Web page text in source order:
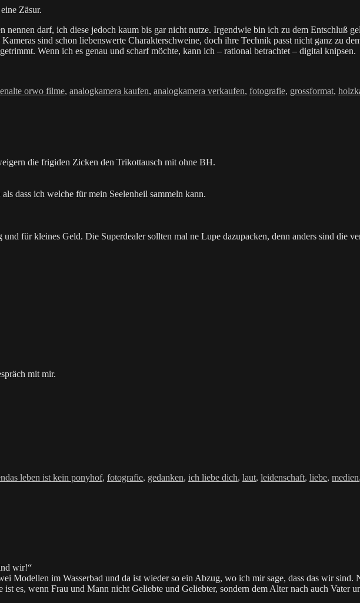
Zäsur.
nennen darf, ich diese jedoch kaum bis gar nicht nutze. Irgendwie bin ich zu dem Entschluß
sind schon liebenswerte Charakterschweine, doch ihre Technik passt nicht ganz zu
Wenn ich es genau und scharf möchte, kann ich – rational betrachtet – digital knipsen.
Schlagwörter
alte orwo filme, analogkamera kaufen, analogkamera verkaufen, fotografie, grossformat,
die frigiden Zicken den Trikottausch mit ohne BH.
dass ich welche für mein Seelenheil sammeln kann.
für kleines Geld. Die Superdealer sollten mal ne Lupe dazupacken, denn anders sind die
mit mir.
Schlagwörter
das leben ist kein ponyhof, fotografie, gedanken, ich liebe dich, laut, leidenschaft, liebe, medien,
wir!“
Modellen im Wasserbad und da ist wieder so ein Abzug, wo ich mir sage, dass das wir sind.
es, wenn Frau und Mann nicht Geliebte und Geliebter, sondern dem Alter nach auch Vater